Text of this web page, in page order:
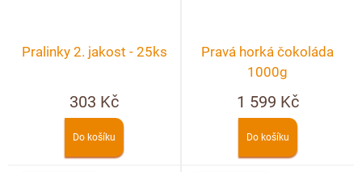
Pralinky 2. jakost - 25ks
303 Kč
Do košíku
Pravá horká čokoláda
1000g
1 599 Kč
Do košíku